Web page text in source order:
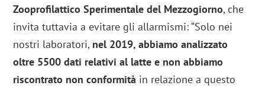
Zooprofilattico Sperimentale del Mezzogiorno, che
invita tuttavia a evitare gli allarmismi: “Solo nei
nostri laboratori, nel 2019, abbiamo analizzato
oltre 5500 dati relativi al latte e non abbiamo
riscontrato non conformità in relazione a questo